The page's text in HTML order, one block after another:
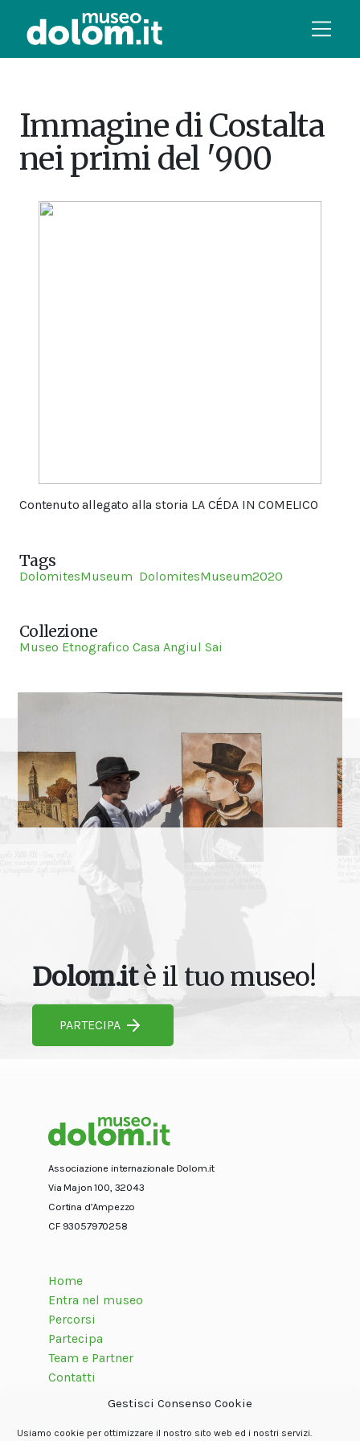
Gestisci Consenso Cookie
Usiamo cookie per ottimizzare il nostro sito web ed i nostri servizi.
Immagine di Costalta
nei primi del '900
Contenuto allegato alla storia LA CÉDA IN COMELICO
Tags
DolomitesMuseum DolomitesMuseum2020
Collezione
Museo Etnografico Casa Angiul Sai
Dolom.itè il tuo museo!
PARTECIPA
Associazione internazionale Dolom.it
Via Majon 100, 32043
Cortina d’Ampezzo
CF 93057970258
Home
Entra nel museo
Percorsi
Partecipa
Team e Partner
Contatti
Seguici su